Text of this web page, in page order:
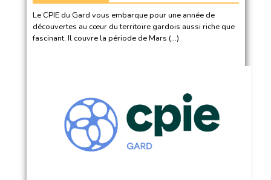
Le CPIE du Gard vous embarque pour une année de
découvertes au cœur du territoire gardois aussi riche que
fascinant. Il couvre la période de Mars (…)